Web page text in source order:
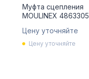
Муфта сцепления
MOULINEX 4863305
Цену уточняйте
Цену уточняйте